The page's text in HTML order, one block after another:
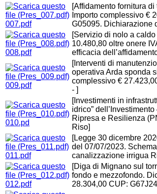
007.pdf
[Affidamento fornitura
Importo complessivo €
G05095. Dichiarazione
008.pdf
[Servizio di nolo a
10.480,80 oltre onere
efficacia
009.pdf
[Interventi di
operativa Arda sponda
complessivo €
- ]
010.pd
[Investimenti in
idrico”
Ripresa e Resilienza
Riso]
011.pdf
[Legge 30 dicembre
del 07/07/2023.
canalizzazione irrigua
012.pdf
[Diga di Mignano sul
fondo e mezzofondo.
28.304,00 CUP: